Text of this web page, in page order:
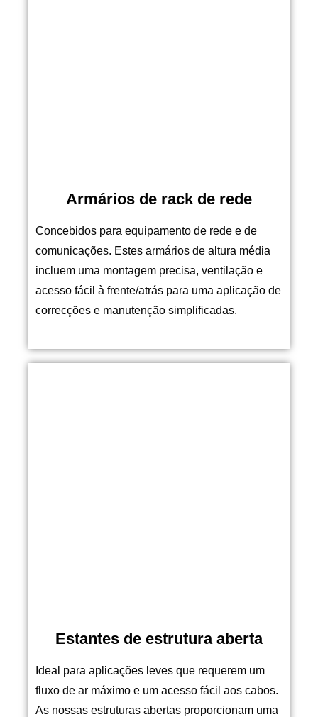
Armários de rack de rede
Concebidos para equipamento de rede e de
comunicações. Estes armários de altura média
incluem uma montagem precisa, ventilação e
acesso fácil à frente/atrás para uma aplicação de
correcções e manutenção simplificadas.
Estantes de estrutura aberta
Ideal para aplicações leves que requerem um
fluxo de ar máximo e um acesso fácil aos cabos.
As nossas estruturas abertas proporcionam uma